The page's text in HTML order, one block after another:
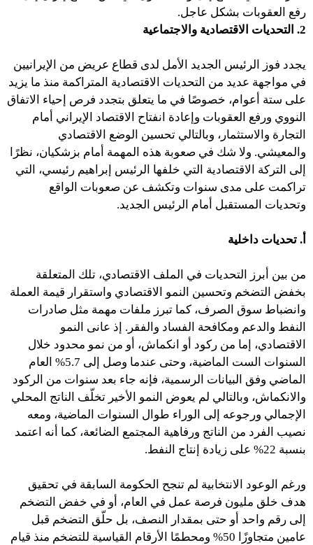
رفع العقوبات بشكل عاجل.
2. التحديات الاقتصادية والاجتماعية
يجدد فوز الرئيس الجديد الأمل لدى قطاع عريض من الإيرانيين
في مواجهة عديد من التحديات الاقتصادية المتراكمة منذ ما يزيد
على ستة أعوام، خصوصًا في ما يتعلق بتجدد فرص إحياء الاتفاق
النووي ورفع العقوبات وإعادة انفتاح الاقتصاد الإيراني أمام
التجارة والاستثمار، وبالتالي تحسين الوضع الاقتصادي
والمعيشي. ولا شك في صعوبة هذه المهمة أمام بزشكيان، نظرًا
إلى التركة الاقتصادية التي خلفها الرئيس إبراهيم رئيسي، التي
تراكمت على مدى سنوات وتكشف عن صعوبات الواقع
وتحديات المستقبل أمام الرئيس الجديد.
أ. تحديات داخلية
من بين أبرز التحديات في الملف الاقتصادي، تلك المتعلقة
بخفض التضخم وتحسين النمو الاقتصادي واستقرار قيمة العملة
وانضباط سوق الصرف، كما تبرز ملفات مهمة مثل صادرات
النفط والدعم ومكافحة الفساد والفقر. إذ عانى النمو
الاقتصادي، إما من ركود أو انكماش، أو من نمو محدود خلال
السنوات الست الماضية، وحتى عندما وصل إلى 5.7% العام
الماضي وفق البيانات الرسمية، فإنه جاء بعد سنوات من الركود
والانكماش، وبالتالي لم يعوض النمو الأخير تخلّف الناتج المحلي
الإجمالي ورجوعه إلى الوراء طوال السنوات الماضية، ومعه
نصيب الفرد من الناتج ورفاهية المجتمع الضائعة، كما أنه اعتمد
بنسبة 22% على زيادة إنتاج النفط.
ورغم الوعود الانتخابية لم تنجح الحكومة السابقة في تحقيق
هدف خلق مليون فرصة عمل في العام، أو في خفض التضخم
إلى رقم واحد أو حتى بمقدار النصف، بل حلّق التضخم قبل
عامين متجاوزًا 50% ومحطمًا الأرقام القياسية للتضخم منذ قيام